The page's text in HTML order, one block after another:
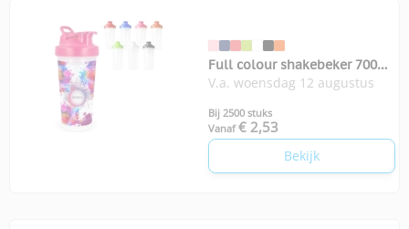
Full colour shakebeker 700
ml
V.a. woensdag 12 augustus
Bij 2500 stuks
Vanaf € 2,53
Bekijk